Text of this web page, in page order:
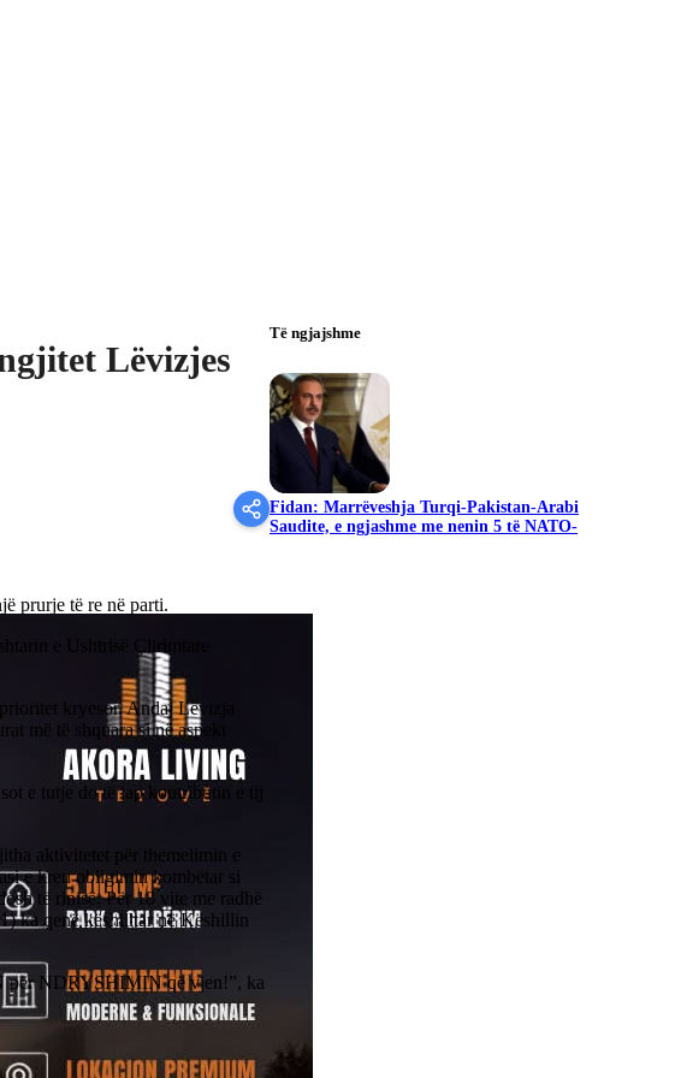
Lëvizjes
prurje të re në parti.
e Ushtrisë Çlirimtare
kryesor. Andaj Lëvizja
më të shquara si në aspekt
e tutje do të jap kontributin e tij
aktivitetet për themelimin e
e kreu obligimin kombëtar si
të rinisë. Për 18 vite me radhë
ka qenë këshilltar në Këshillin
për NDRYSHIMIN që vjen!”, ka
Të ngjajshme
Fidan: Marrëveshja Turqi-Pakistan-Arabi
Saudite, e ngjashme me nenin 5 të NATO-